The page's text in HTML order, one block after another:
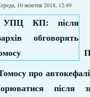
10 жовтня 2018, 12:49
про
після